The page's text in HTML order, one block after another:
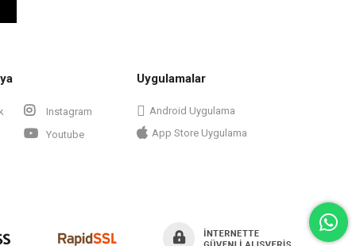
Instagram
Youtube
Uygulamalar
Android Uygulama
App Store Uygulama